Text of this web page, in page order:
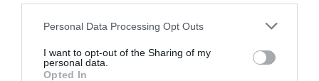
Personal Data Processing Opt Outs
I want to opt-out of the Sharing of my
personal data.
Opted In
pysznego gelato!
Znajdź najlepsze restauracje